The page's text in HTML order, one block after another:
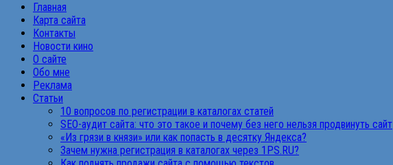
Главная
Карта сайта
Контакты
Новости кино
О сайте
Обо мне
Реклама
Статьи
10 вопросов по регистрации в каталогах статей
SEO-аудит сайта: что это такое и почему без него нельзя продвинуть сайт
«Из грязи в князи» или как попасть в десятку Яндекса?
Зачем нужна регистрация в каталогах через 1PS.RU?